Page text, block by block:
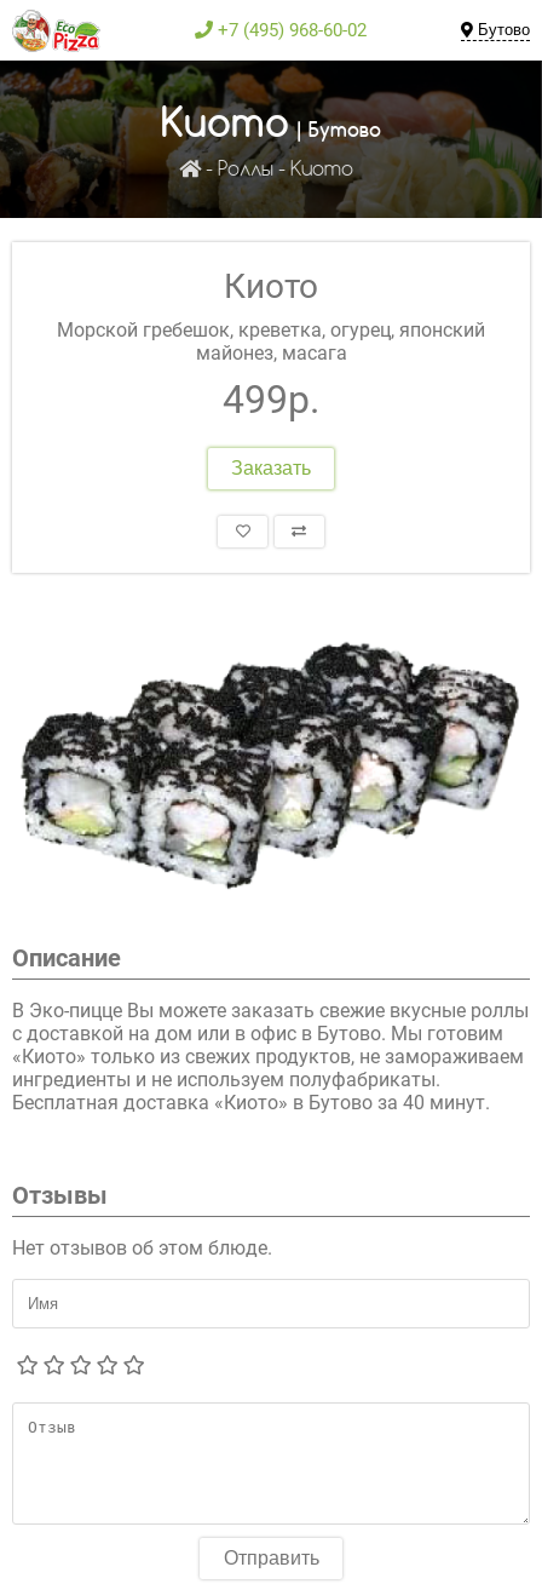
+7 (495) 968-60-02 Бутово
Киото| Бутово
Роллы Киото
Киото
Морской гребешок, креветка, огурец, японский
майонез, масага
499р.
Заказать
Описание
В Эко-пицце Вы можете заказать свежие вкусные роллы
с доставкой на дом или в офис в Бутово. Мы готовим
«Киото» только из свежих продуктов, не замораживаем
ингредиенты и не используем полуфабрикаты.
Бесплатная доставка «Киото» в Бутово за 40 минут.
Отзывы
Нет отзывов об этом блюде.
Отправить